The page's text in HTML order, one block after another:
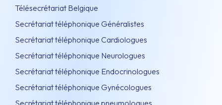
Télésecrétariat Belgique
Secrétariat téléphonique Généralistes
Secrétariat téléphonique Cardiologues
Secrétariat téléphonique Neurologues
Secrétariat téléphonique Endocrinologues
Secrétariat téléphonique Gynécologues